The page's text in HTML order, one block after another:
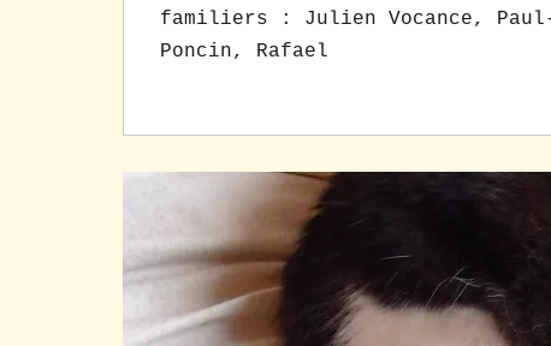
familiers : Julien Vocance, Paul-
Poncin, Rafael